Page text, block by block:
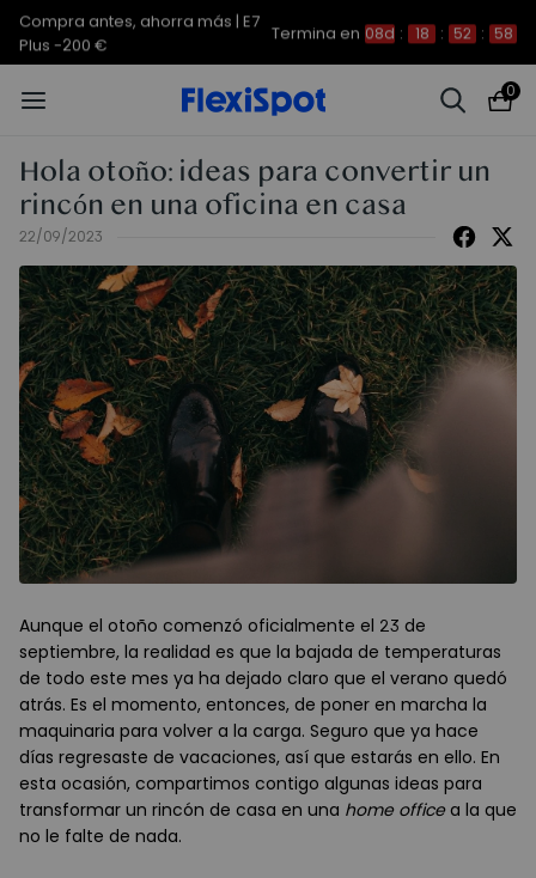
Compra antes, ahorra más | E7
Plus -200 €
Termina en 08d : 18 : 52 : 58
0
Hola otoño: ideas para convertir un
rincón en una oficina en casa
22/09/2023
Aunque el otoño comenzó oficialmente el 23 de
septiembre, la realidad es que la bajada de temperaturas
de todo este mes ya ha dejado claro que el verano quedó
atrás. Es el momento, entonces, de poner en marcha la
maquinaria para volver a la carga. Seguro que ya hace
días regresaste de vacaciones, así que estarás en ello. En
esta ocasión, compartimos contigo algunas ideas para
transformar un rincón de casa en una home officea la que
no le falte de nada.